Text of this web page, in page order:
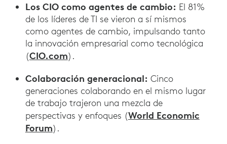
Los CIO como agentes de cambio: El 81%
de los líderes de TI se vieron a sí mismos
como agentes de cambio, impulsando tanto
la innovación empresarial como tecnológica
(CIO.com).
Colaboración generacional: Cinco
generaciones colaborando en el mismo lugar
de trabajo trajeron una mezcla de
perspectivas y enfoques (World Economic
Forum).